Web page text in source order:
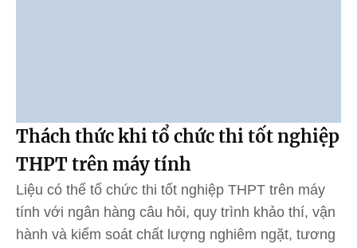
Thách thức khi tổ chức thi tốt nghiệp
THPT trên máy tính
Liệu có thể tổ chức thi tốt nghiệp THPT trên máy
tính với ngân hàng câu hỏi, quy trình khảo thí, vận
hành và kiểm soát chất lượng nghiêm ngặt, tương